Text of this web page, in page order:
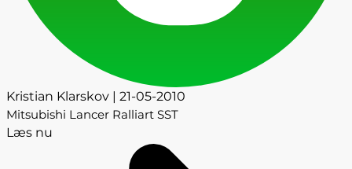
Kristian Klarskov | 21-05-2010
Mitsubishi Lancer Ralliart SST
Læs nu